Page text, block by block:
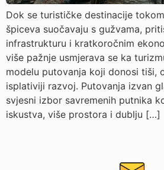
Dok se turističke destinacije
špiceva suočavaju s gužvama,
infrastrukturu i kratkoročnim
više pažnje usmjerava se ka
modelu putovanja koji donosi tiši,
isplativiji razvoj. Putovanja izvan
svjesni izbor savremenih putnika
iskustva, više prostora i dublju […]